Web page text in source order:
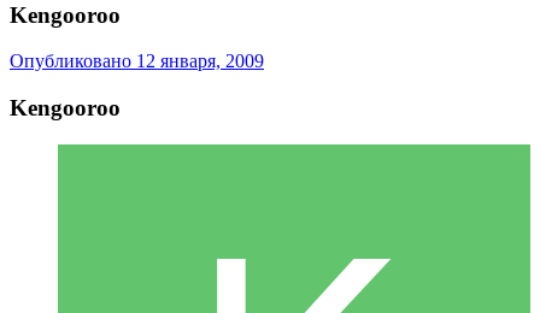
Kengooroo
Опубликовано 12 января, 2009
Kengooroo